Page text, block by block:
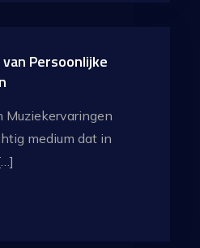
Persoonlijke
Muziekervaringen
medium dat in